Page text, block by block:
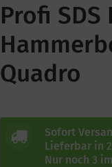
Profi
Quadro
Sofort
Lieferbar in
Nur noch 3